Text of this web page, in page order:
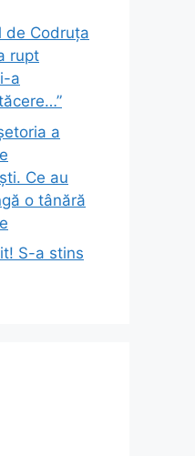
de Codruța
rupt
a
a
Ce au
o tânără
S-a stins